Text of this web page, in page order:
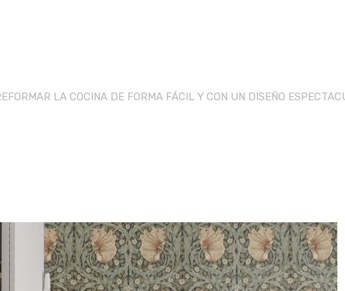
LA COCINA DE FORMA FÁCIL Y CON UN DISEÑO